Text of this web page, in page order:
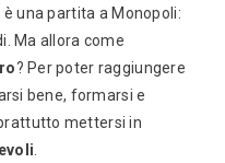
una partita a Monopoli:
Ma allora come
? Per poter raggiungere
bene, formarsi e
mettersi in